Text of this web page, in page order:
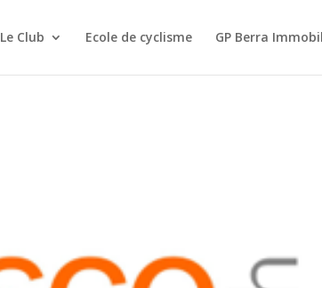
Le Club Ecole de cyclisme GP Berra